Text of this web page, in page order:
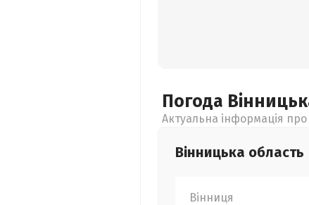
Погода
Актуальна інформація
Вінницька область
Вінниця